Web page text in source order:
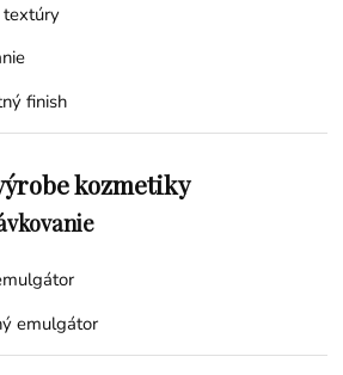
textúry
finish
kozmetiky
emulgátor